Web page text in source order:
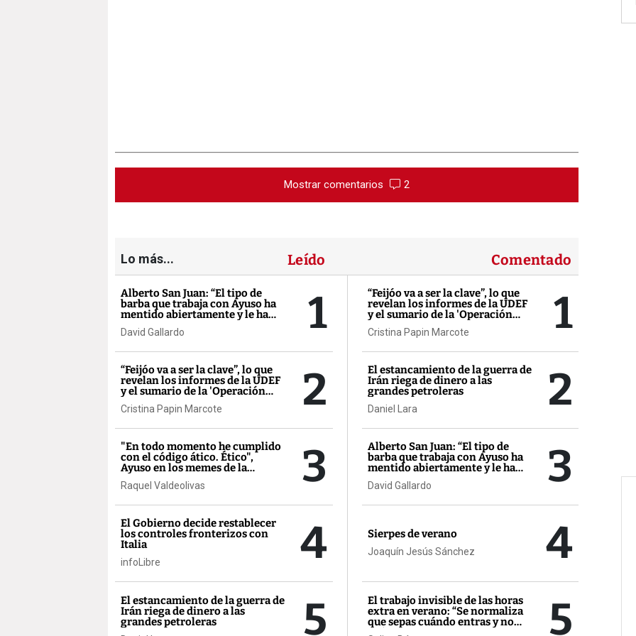
Mostrar comentarios 2
Lo más... Leído Comentado
Alberto San Juan: “El tipo de
barba que trabaja con Ayuso ha
mentido abiertamente y le ha
salido gratis”
David Gallardo 1
“Feijóo va a ser la clave”, lo que
revelan los informes de la UDEF
y el sumario de la 'Operación
Zeta'
Cristina Papin Marcote 2
"En todo momento he cumplido
con el código ático. Ético",
Ayuso en los memes de la
semana
Raquel Valdeolivas 3
El Gobierno decide restablecer
los controles fronterizos con
Italia
infoLibre 4
El estancamiento de la guerra de
Irán riega de dinero a las
grandes petroleras
5
“Feijóo va a ser la clave”, lo que
revelan los informes de la UDEF
y el sumario de la 'Operación
Zeta'
Cristina Papin Marcote 1
El estancamiento de la guerra de
Irán riega de dinero a las
grandes petroleras
Daniel Lara 2
Alberto San Juan: “El tipo de
barba que trabaja con Ayuso ha
mentido abiertamente y le ha
salido gratis”
David Gallardo 3
Sierpes de verano
Joaquín Jesús Sánchez 4
El trabajo invisible de las horas
extra en verano: “Se normaliza
que sepas cuándo entras y no
cuándo sales"
5